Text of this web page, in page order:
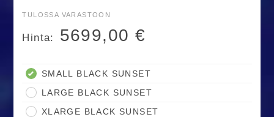
TULOSSA VARASTOON
Hinta: 5699,00 €
SMALL BLACK SUNSET
LARGE BLACK SUNSET
XLARGE BLACK SUNSET